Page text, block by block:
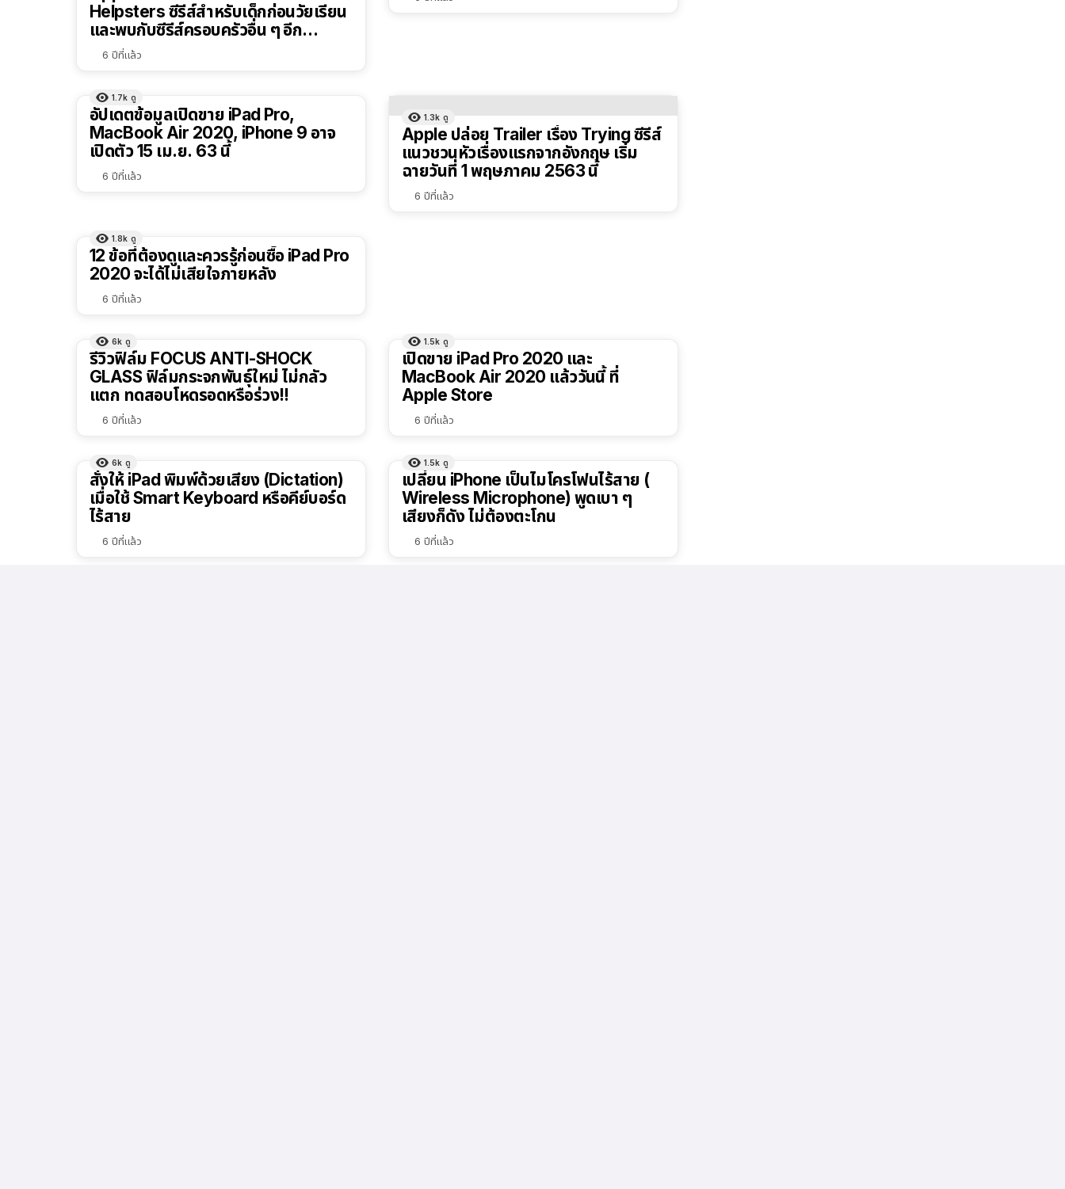
Helpsters ซีรีส์สำหรับเด็กก่อนวัยเรียน
และพบกับซีรีส์ครอบครัวอื่น ๆ อีก
มากมาย
6 ปีที่แล้ว
1.7k ดู
อัปเดตข้อมูลเปิดขาย iPad Pro,
MacBook Air 2020, iPhone 9 อาจ
เปิดตัว 15 เม.ย. 63 นี้
6 ปีที่แล้ว
1.3k ดู
Apple ปล่อย Trailer เรื่อง Trying ซีรีส์
แนวชวนหัวเรื่องแรกจากอังกฤษ เริ่ม
ฉายวันที่ 1 พฤษภาคม 2563 นี้
6 ปีที่แล้ว
1.8k ดู
12 ข้อที่ต้องดูและควรรู้ก่อนซื้อ iPad Pro
2020 จะได้ไม่เสียใจภายหลัง
6 ปีที่แล้ว
6k ดู
รีวิวฟิล์ม FOCUS ANTI-SHOCK
GLASS ฟิล์มกระจกพันธุ์ใหม่ ไม่กลัว
แตก ทดสอบโหดรอดหรือร่วง!!
6 ปีที่แล้ว
1.5k ดู
เปิดขาย iPad Pro 2020 และ
MacBook Air 2020 แล้ววันนี้ ที่
Apple Store
6 ปีที่แล้ว
6k ดู
สั่งให้ iPad พิมพ์ด้วยเสียง (Dictation)
เมื่อใช้ Smart Keyboard หรือคีย์บอร์ด
ไร้สาย
6 ปีที่แล้ว
1.5k ดู
เปลี่ยน iPhone เป็นไมโครโฟนไร้สาย (
Wireless Microphone) พูดเบา ๆ
เสียงก็ดัง ไม่ต้องตะโกน
6 ปีที่แล้ว